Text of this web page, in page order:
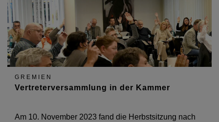
GREMIEN
Vertreterversammlung in der Kammer
Am 10. November 2023 fand die Herbstsitzung nach